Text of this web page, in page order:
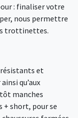
: finaliser votre
nous permettre
trottinettes.
et
qu’aux
manches
+ short, pour se